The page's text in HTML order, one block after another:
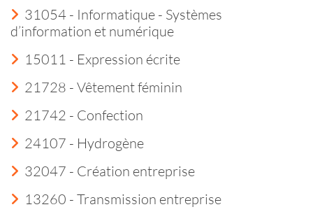
31054 - Informatique - Systèmes
d’information et numérique
15011 - Expression écrite
21728 - Vêtement féminin
21742 - Confection
24107 - Hydrogène
32047 - Création entreprise
13260 - Transmission entreprise